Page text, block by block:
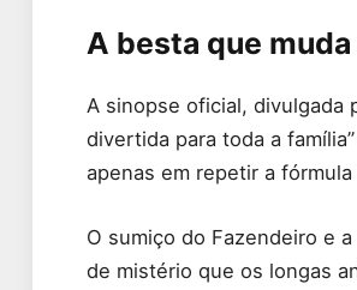
A besta que
A sinopse oficial, divulgada
divertida para toda a
apenas em repetir a
O sumiço do Fazendeiro e
de mistério que os longas